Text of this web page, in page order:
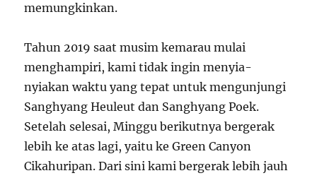
memungkinkan.
Tahun 2019 saat musim kemarau mulai
menghampiri, kami tidak ingin menyia-
nyiakan waktu yang tepat untuk mengunjungi
Sanghyang Heuleut dan Sanghyang Poek.
Setelah selesai, Minggu berikutnya bergerak
lebih ke atas lagi, yaitu ke Green Canyon
Cikahuripan. Dari sini kami bergerak lebih jauh